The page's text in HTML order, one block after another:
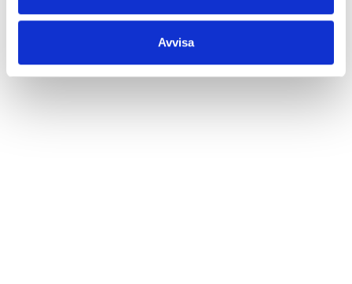
Avvisa